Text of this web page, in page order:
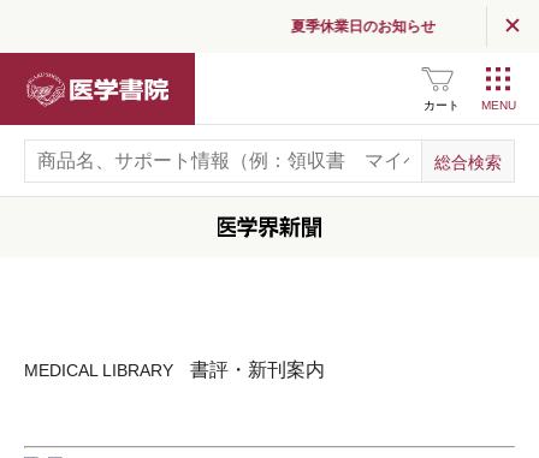
夏季休業日のお知らせ
カート
MEDICAL LIBRARY 書評・新刊案内